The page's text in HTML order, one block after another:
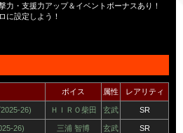
力・支援力アップ＆イベントボーナスあり！
に設定しよう！
ボイス 属性 レアリティ
26) ＨＩＲＯ柴田 玄武 SR
26) 三浦 智博 玄武 SR